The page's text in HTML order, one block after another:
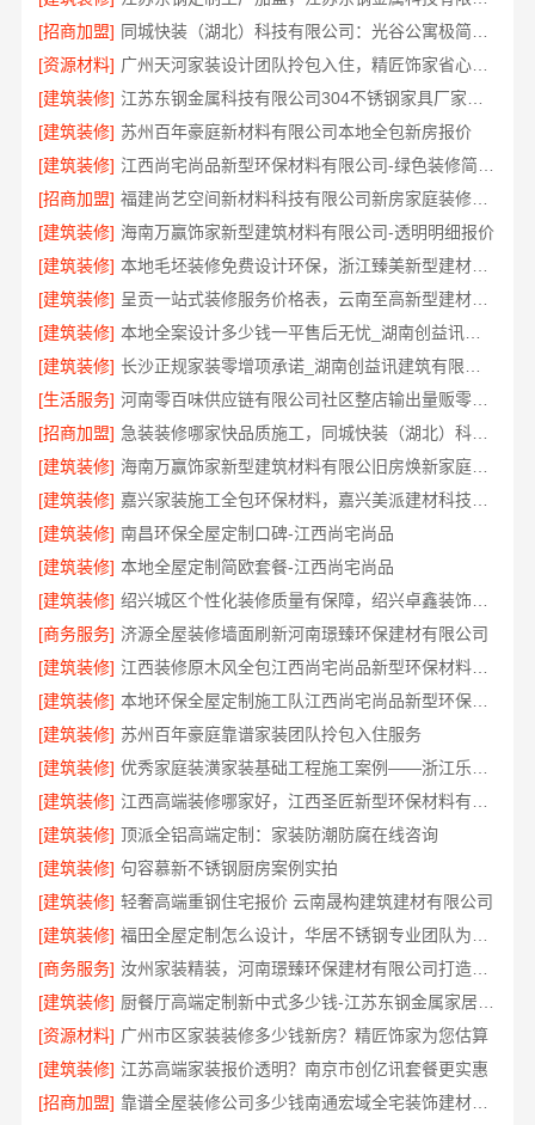
[招商加盟]
[资源材料]
广州天河家装设计团队拎包入住，精匠饰家省心之选
[建筑装修]
[建筑装修] 苏州百年豪庭新材料有限公司本地全包新房报价
[建筑装修]
[招商加盟]
福建尚艺空间新材料科技有限公司新房家庭装修硬装施工
[建筑装修] 海南万赢饰家新型建筑材料有限公司-透明明细报价
[建筑装修]
本地毛坯装修免费设计环保，浙江臻美新型建材有限公司品质之选
[建筑装修]
呈贡一站式装修服务价格表，云南至高新型建材有限公司
[建筑装修]
[建筑装修]
[生活服务]
河南零百味供应链有限公司社区整店输出量贩零食适配全场景
[招商加盟]
急装装修哪家快品质施工，同城快装（湖北）科技有限公司标准化
[建筑装修]
海南万赢饰家新型建筑材料有限公旧房焕新家庭装修吊顶造型
[建筑装修]
[建筑装修] 南昌环保全屋定制口碑-江西尚宅尚品
[建筑装修] 本地全屋定制简欧套餐-江西尚宅尚品
[建筑装修]
绍兴城区个性化装修质量有保障，绍兴卓鑫装饰材料有限公司严格品控
[商务服务] 济源全屋装修墙面刷新河南璟臻环保建材有限公司
[建筑装修]
江西装修原木风全包江西尚宅尚品新型环保材料有限公司
[建筑装修]
本地环保全屋定制施工队江西尚宅尚品新型环保材料有限公司
[建筑装修] 苏州百年豪庭靠谱家装团队拎包入住服务
[建筑装修]
[建筑装修]
[建筑装修] 顶派全铝高端定制：家装防潮防腐在线咨询
[建筑装修] 句容慕新不锈钢厨房案例实拍
[建筑装修] 轻奢高端重钢住宅报价 云南晟构建筑建材有限公司
[建筑装修]
[商务服务]
汝州家装精装，河南璟臻环保建材有限公司打造理想空间
[建筑装修]
[资源材料] 广州市区家装装修多少钱新房？精匠饰家为您估算
[建筑装修] 江苏高端家装报价透明？南京市创亿讯套餐更实惠
[招商加盟]
靠谱全屋装修公司多少钱南通宏域全宅装饰建材有限公司